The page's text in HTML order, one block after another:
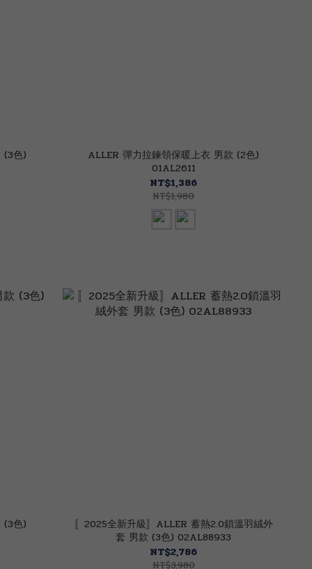
(3色)
ALLER 彈力拉鍊領保暖上衣 男款 (2色)
01AL2611
NT$1,386
NT$1,980
(3色)
〚2025全新升級〛ALLER 蓄熱2.0鎖溫羽絨外
套 男款 (3色) 02AL88933
NT$2,786
NT$3,980